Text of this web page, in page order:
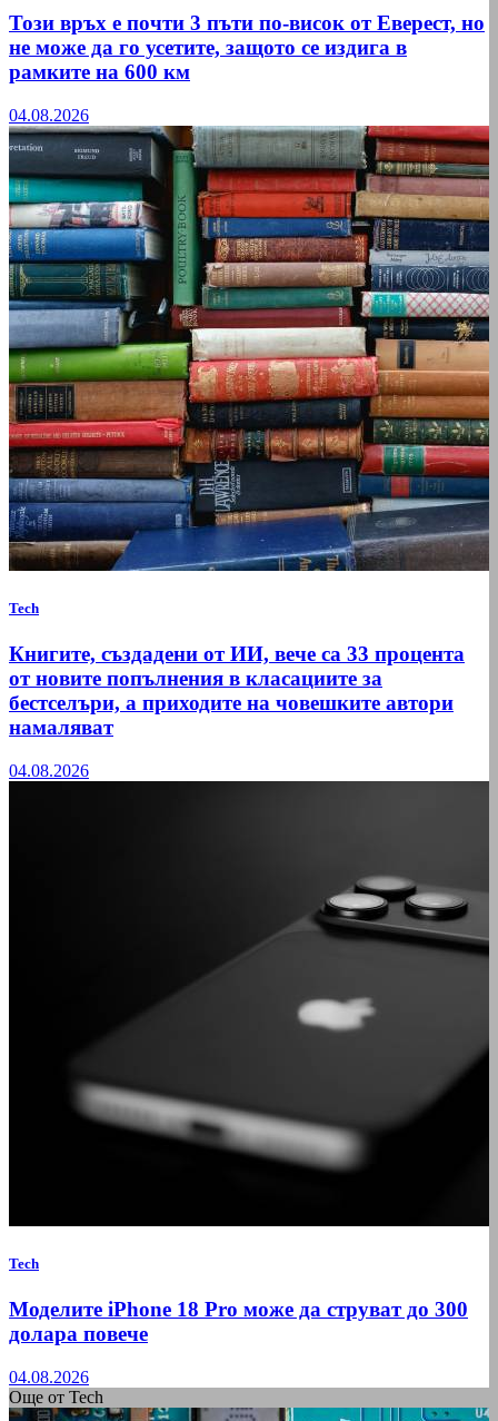
Този връх е почти 3 пъти по-висок от Еверест, но
не може да го усетите, защото се издига в
рамките на 600 км
04.08.2026
Tech
Книгите, създадени от ИИ, вече са 33 процента
от новите попълнения в класациите за
бестселъри, а приходите на човешките автори
намаляват
04.08.2026
Tech
Моделите iPhone 18 Pro може да струват до 300
долара повече
04.08.2026
Още от Tech